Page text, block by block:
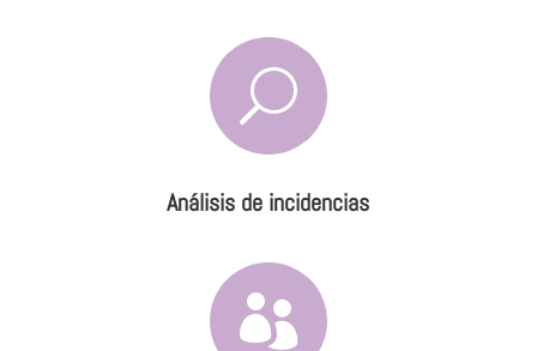
U
Análisis de incidencias
